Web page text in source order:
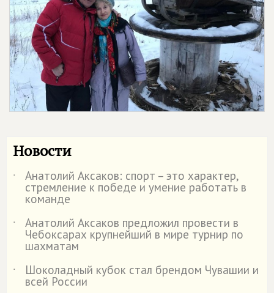
Новости
˙ Анатолий Аксаков: спорт – это характер,
стремление к победе и умение работать в
команде
˙
Анатолий Аксаков предложил провести в
Чебоксарах крупнейший в мире турнир по
шахматам
˙
Шоколадный кубок стал брендом Чувашии и
всей России